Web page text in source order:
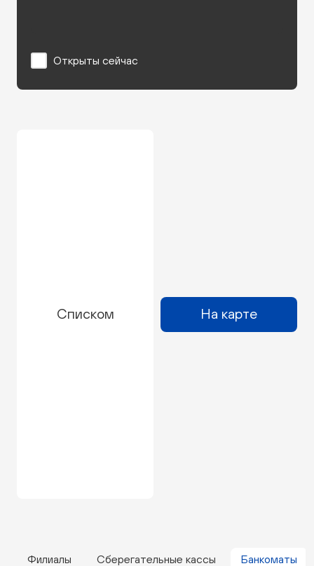
Открыты сейчас
Списком На карте
Филиалы Сберегательные кассы Банкоматы